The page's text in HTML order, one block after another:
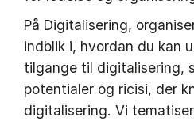
På Digitalisering,
indblik i, hvordan du kan
tilgange til digitalisering,
potentialer og ricisi, der
digitalisering. Vi